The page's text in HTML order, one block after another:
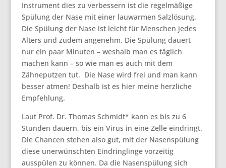
Instrument dies zu verbessern ist die regelmäßige
Spülung der Nase mit einer lauwarmen Salzlösung.
Die Spülung der Nase ist leicht für Menschen jedes
Alters und zudem angenehm. Die Spülung dauert
nur ein paar Minuten – weshalb man es täglich
machen kann – so wie man es auch mit dem
Zähneputzen tut. Die Nase wird frei und man kann
besser atmen! Deshalb ist es hier meine herzliche
Empfehlung.
Laut Prof. Dr. Thomas Schmidt* kann es bis zu 6
Stunden dauern, bis ein Virus in eine Zelle eindringt.
Die Chancen stehen also gut, mit der Nasenspülung
diese unerwünschten Eindringlinge vorzeitig
ausspülen zu können. Da die Nasenspülung sich